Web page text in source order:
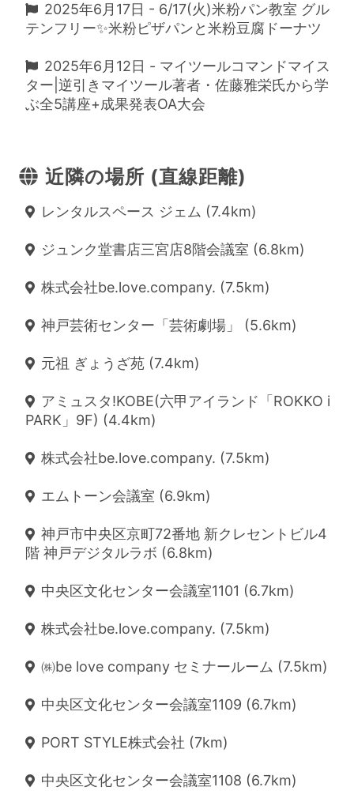
2025年6月17日 - 6/17(火)米粉パン教室 グル
テンフリー✨米粉ピザパンと米粉豆腐ドーナツ
2025年6月12日 - マイツールコマンドマイス
ター|逆引きマイツール著者・佐藤雅栄氏から学
ぶ全5講座+成果発表OA大会
近隣の場所 (直線距離)
レンタルスペース ジェム (7.4km)
ジュンク堂書店三宮店8階会議室 (6.8km)
株式会社be.love.company. (7.5km)
神戸芸術センター「芸術劇場」 (5.6km)
元祖 ぎょうざ苑 (7.4km)
アミュスタ!KOBE(六甲アイランド「ROKKO i
PARK」9F) (4.4km)
株式会社be.love.company. (7.5km)
エムトーン会議室 (6.9km)
神戸市中央区京町72番地 新クレセントビル4
階 神戸デジタルラボ (6.8km)
中央区文化センター会議室1101 (6.7km)
株式会社be.love.company. (7.5km)
㈱be love company セミナールーム (7.5km)
中央区文化センター会議室1109 (6.7km)
PORT STYLE株式会社 (7km)
中央区文化センター会議室1108 (6.7km)